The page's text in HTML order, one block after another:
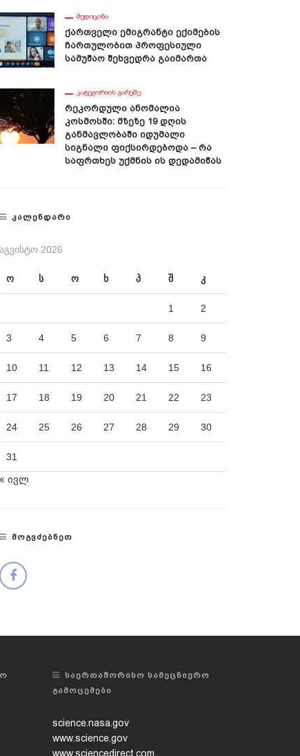
,,ჩვენს Წინაპრებს
Ნაკლები Ეძინათ”
Გოზინაყის Ფილოსოფიური
Დატვირთვა
ᲛᲔᲓᲘᲪᲘᲜᲐ
Ქართველი Ემიგრანტი Ექიმების
Ჩართულობით Პროფესიული
Სამუშაო Შეხვედრა Გაიმართა
ᲙᲐᲢᲔᲒᲝᲠᲘᲘᲡ ᲒᲐᲠᲔᲨᲔ
Რეკორდული Ანომალია
Კოსმოსში: Მზეზე 19 Დღის
Განმავლობაში Იდუმალი
Სიგნალი Ფიქსირდებოდა – Რა
Საფრთხეს Უქმნის Ის Დედამიწას
ᲙᲐᲚᲔᲜᲓᲐᲠᲘ
ᲐᲒᲕᲘᲡᲢᲝ 2026
ო ს ო ხ პ შ კ
1 2
3 4 5 6 7 8 9
10 11 12 13 14 15 16
17 18 19 20 21 22 23
24 25 26 27 28 29 30
31
« ივლ
ᲛᲝᲒᲕᲫᲔᲑᲜᲔᲗ
ᲡᲐᲔᲠᲗᲐᲨᲝᲠᲘᲡᲝ ᲡᲐᲛᲔᲪᲜᲘᲔᲠᲝ
ᲒᲐᲛᲝᲪᲔᲛᲔᲑᲘ
science.nasa.gov
www.science.gov
www.sciencedirect.com